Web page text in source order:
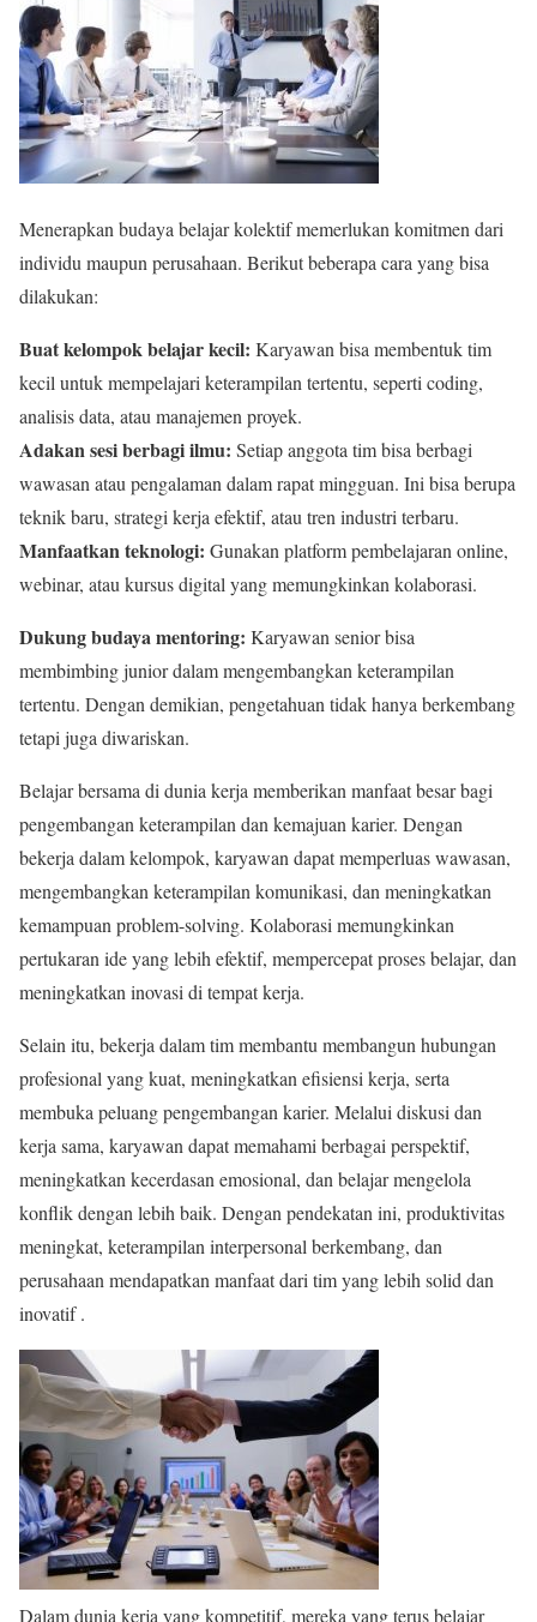
Menerapkan budaya belajar kolektif memerlukan komitmen dari
individu maupun perusahaan. Berikut beberapa cara yang bisa
dilakukan:
Buat kelompok belajar kecil: Karyawan bisa membentuk tim
kecil untuk mempelajari keterampilan tertentu, seperti coding,
analisis data, atau manajemen proyek.
Adakan sesi berbagi ilmu: Setiap anggota tim bisa berbagi
wawasan atau pengalaman dalam rapat mingguan. Ini bisa berupa
teknik baru, strategi kerja efektif, atau tren industri terbaru.
Manfaatkan teknologi: Gunakan platform pembelajaran online,
webinar, atau kursus digital yang memungkinkan kolaborasi.
Dukung budaya mentoring: Karyawan senior bisa
membimbing junior dalam mengembangkan keterampilan
tertentu. Dengan demikian, pengetahuan tidak hanya berkembang
tetapi juga diwariskan.
Belajar bersama di dunia kerja memberikan manfaat besar bagi
pengembangan keterampilan dan kemajuan karier. Dengan
bekerja dalam kelompok, karyawan dapat memperluas wawasan,
mengembangkan keterampilan komunikasi, dan meningkatkan
kemampuan problem-solving. Kolaborasi memungkinkan
pertukaran ide yang lebih efektif, mempercepat proses belajar, dan
meningkatkan inovasi di tempat kerja.
Selain itu, bekerja dalam tim membantu membangun hubungan
profesional yang kuat, meningkatkan efisiensi kerja, serta
membuka peluang pengembangan karier. Melalui diskusi dan
kerja sama, karyawan dapat memahami berbagai perspektif,
meningkatkan kecerdasan emosional, dan belajar mengelola
konflik dengan lebih baik. Dengan pendekatan ini, produktivitas
meningkat, keterampilan interpersonal berkembang, dan
perusahaan mendapatkan manfaat dari tim yang lebih solid dan
inovatif .
Dalam dunia kerja yang kompetitif, mereka yang terus belajar